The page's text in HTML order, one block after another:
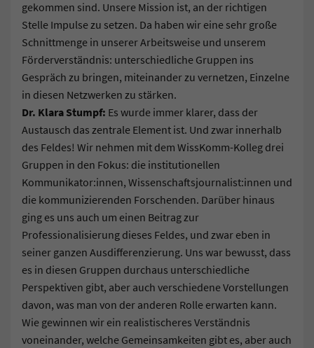
gekommen sind. Unsere Mission ist, an der richtigen
Stelle Impulse zu setzen. Da haben wir eine sehr große
Schnittmenge in unserer Arbeitsweise und unserem
Förderverständnis: unterschiedliche Gruppen ins
Gespräch zu bringen, miteinander zu vernetzen, Einzelne
in diesen Netzwerken zu stärken.
Dr. Klara Stumpf: Es wurde immer klarer, dass der
Austausch das zentrale Element ist. Und zwar innerhalb
des Feldes! Wir nehmen mit dem WissKomm-Kolleg drei
Gruppen in den Fokus: die institutionellen
Kommunikator:innen, Wissenschaftsjournalist:innen und
die kommunizierenden Forschenden. Darüber hinaus
ging es uns auch um einen Beitrag zur
Professionalisierung dieses Feldes, und zwar eben in
seiner ganzen Ausdifferenzierung. Uns war bewusst, dass
es in diesen Gruppen durchaus unterschiedliche
Perspektiven gibt, aber auch verschiedene Vorstellungen
davon, was man von der anderen Rolle erwarten kann.
Wie gewinnen wir ein realistischeres Verständnis
voneinander, welche Gemeinsamkeiten gibt es, aber auch